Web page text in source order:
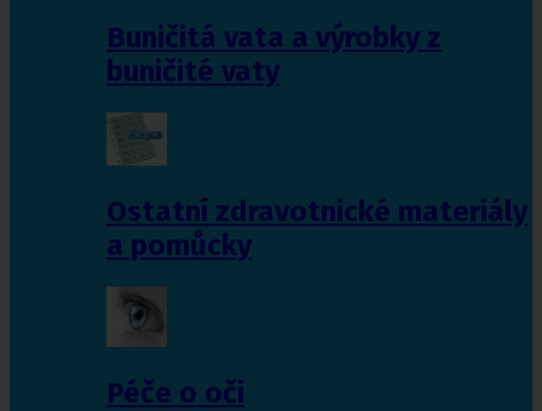
Buničitá vata a výrobky z
buničité vaty
Ostatní zdravotnické materiály
a pomůcky
Péče o oči